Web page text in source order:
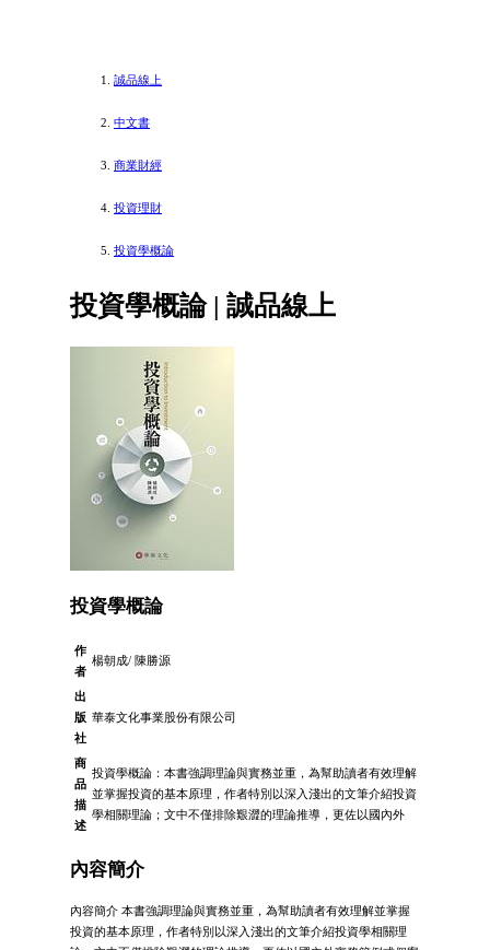
誠品線上
中文書
商業財經
投資理財
投資學概論
投資學概論 | 誠品線上
投資學概論
作
者
楊朝成/ 陳勝源
出
版
社
華泰文化事業股份有限公司
商
品
描
述
投資學概論：本書強調理論與實務並重，為幫助讀者有效理解
並掌握投資的基本原理，作者特別以深入淺出的文筆介紹投資
學相關理論；文中不僅排除艱澀的理論推導，更佐以國內外
內容簡介
內容簡介 本書強調理論與實務並重，為幫助讀者有效理解並掌握
投資的基本原理，作者特別以深入淺出的文筆介紹投資學相關理